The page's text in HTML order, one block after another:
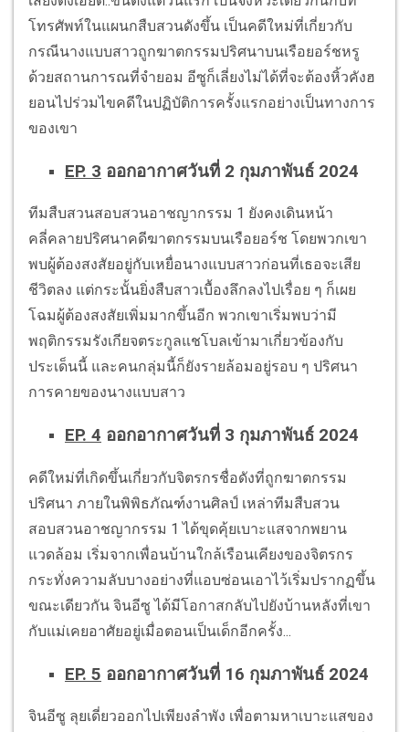
โทรศัพท์ในแผนกสืบสวนดังขึ้น เป็นคดีใหม่ที่เกี่ยวกับ
กรณีนางแบบสาวถูกฆาตกรรมปริศนาบนเรือยอร์ชหรู
ด้วยสถานการณที่จำยอม อีซูก็เลี่ยงไม่ได้ที่จะต้องหิ้วคังฮ
ยอนไปร่วมไขคดีในปฏิบัติการครั้งแรกอย่างเป็นทางการ
ของเขา
EP. 3 ออกอากาศวันที่ 2 กุมภาพันธ์ 2024
ทีมสืบสวนสอบสวนอาชญากรรม 1 ยังคงเดินหน้า
คลี่คลายปริศนาคดีฆาตกรรมบนเรือยอร์ช โดยพวกเขา
พบผู้ต้องสงสัยอยู่กับเหยื่อนางแบบสาวก่อนที่เธอจะเสีย
ชีวิตลง แต่กระนั้นยิ่งสืบสาวเบื้องลึกลงไปเรื่อย ๆ ก็เผย
โฉมผู้ต้องสงสัยเพิ่มมากขึ้นอีก พวกเขาเริ่มพบว่ามี
พฤติกรรมรังเกียจตระกูลแชโบลเข้ามาเกี่ยวข้องกับ
ประเด็นนี้ และคนกลุ่มนี้ก็ยังรายล้อมอยู่รอบ ๆ ปริศนา
การคายของนางแบบสาว
EP. 4 ออกอากาศวันที่ 3 กุมภาพันธ์ 2024
คดีใหม่ที่เกิดขึ้นเกี่ยวกับจิตรกรชื่อดังที่ถูกฆาตกรรม
ปริศนา ภายในพิพิธภัณฑ์งานศิลป์ เหล่าทีมสืบสวน
สอบสวนอาชญากรรม 1 ได้ขุดคุ้ยเบาะแสจากพยาน
แวดล้อม เริ่มจากเพื่อนบ้านใกล้เรือนเคียงของจิตรกร
กระทั่งความลับบางอย่างที่แอบซ่อนเอาไว้เริ่มปรากฏขึ้น
ขณะเดียวกัน จินอีซู ได้มีโอกาสกลับไปยังบ้านหลังที่เขา
กับแม่เคยอาศัยอยู่เมื่อตอนเป็นเด็กอีกครั้ง...
EP. 5 ออกอากาศวันที่ 16 กุมภาพันธ์ 2024
จินอีซู ลุยเดี่ยวออกไปเพียงลำพัง เพื่อตามหาเบาะแสของ